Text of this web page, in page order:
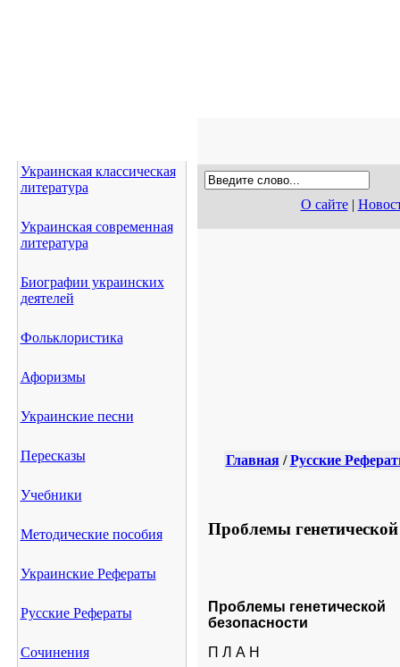
Украинская классическая
литература
Украинская современная
литература
Биографии украинских
деятелей
Фольклористика
Афоризмы
Украинские песни
Пересказы
Учебники
Методические пособия
Украинские Рефераты
Русские Рефераты
Сочинения
О сайте|
Главная/Русские
Проблемы
Проблемы генетической
безопасности
П Л А Н